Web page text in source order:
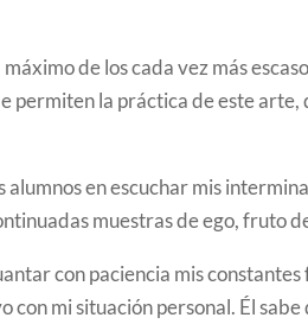
de los cada vez más
permiten la práctica de este
en escuchar mis
muestras de ego, fruto
con paciencia mis constantes
con mi situación personal. Él